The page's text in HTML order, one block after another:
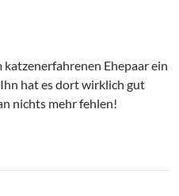
Ehepaar ein
hat es dort wirklich gut
nichts mehr fehlen!